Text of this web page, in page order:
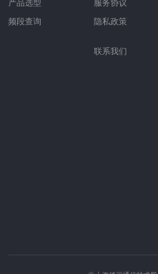
频段查询
隐私政策
联系我们